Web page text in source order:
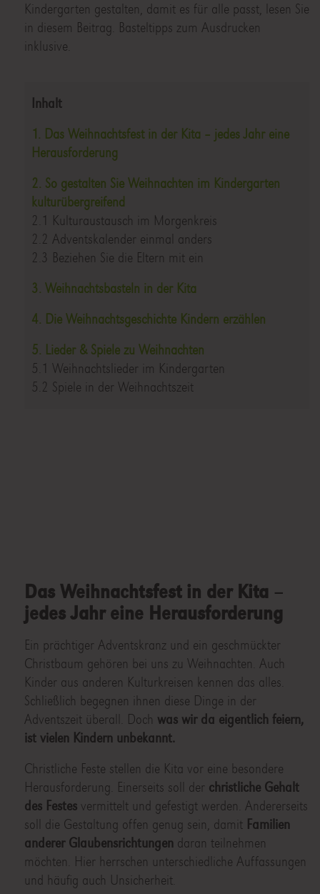
Kindergarten gestalten, damit es für alle passt, lesen Sie
in diesem Beitrag. Basteltipps zum Ausdrucken
inklusive.
Inhalt
1. Das Weihnachtsfest in der Kita – jedes Jahr eine
Herausforderung
2. So gestalten Sie Weihnachten im Kindergarten
kulturübergreifend
2.1 Kulturaustausch im Morgenkreis
2.2 Adventskalender einmal anders
2.3 Beziehen Sie die Eltern mit ein
3. Weihnachtsbasteln in der Kita
4. Die Weihnachtsgeschichte Kindern erzählen
5. Lieder & Spiele zu Weihnachten
5.1 Weihnachtslieder im Kindergarten
5.2 Spiele in der Weihnachtszeit
Das Weihnachtsfest in der Kita –
jedes Jahr eine Herausforderung
Ein prächtiger Adventskranz und ein geschmückter
Christbaum gehören bei uns zu Weihnachten. Auch
Kinder aus anderen Kulturkreisen kennen das alles.
Schließlich begegnen ihnen diese Dinge in der
Adventszeit überall. Doch was wir da eigentlich feiern,
ist vielen Kindern unbekannt.
Christliche Feste stellen die Kita vor eine besondere
Herausforderung. Einerseits soll der christliche Gehalt
des Festes vermittelt und gefestigt werden. Andererseits
soll die Gestaltung offen genug sein, damit Familien
anderer Glaubensrichtungen daran teilnehmen
möchten. Hier herrschen unterschiedliche Auffassungen
und häufig auch Unsicherheit.